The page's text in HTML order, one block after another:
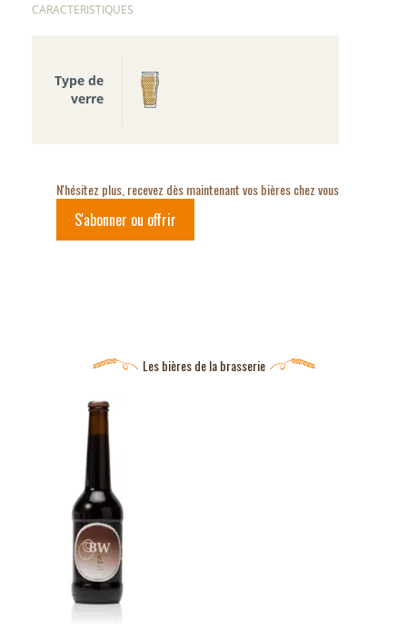
CARACTERISTIQUES
Type de
verre
N'hésitez plus, recevez dès maintenant vos bières chez vous
S'abonner ou offrir
Les bières de la brasserie